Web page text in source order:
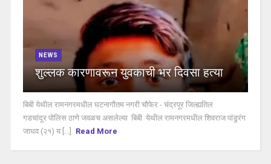
NEWS
शुल्लक कारणावरून युवकाची भर दिवसा हत्या
बिबी येथील रामनगरमधील घटनागौतम नगरी चौफेर - चंद्रपूर जिल्ह्यतिल
गडचांदूर पोलिस ठाणे जवळच असलेल्या बिबी येथील रामनगरमधील शिवराज पांडुरंग
जाधव (२१) य [...]
Read More